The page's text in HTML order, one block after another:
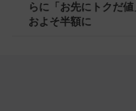
らに「お先にトクだ
およそ半額に